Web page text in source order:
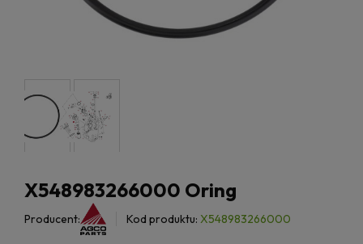
X548983266000 Oring
Producent: Kod produktu: X548983266000